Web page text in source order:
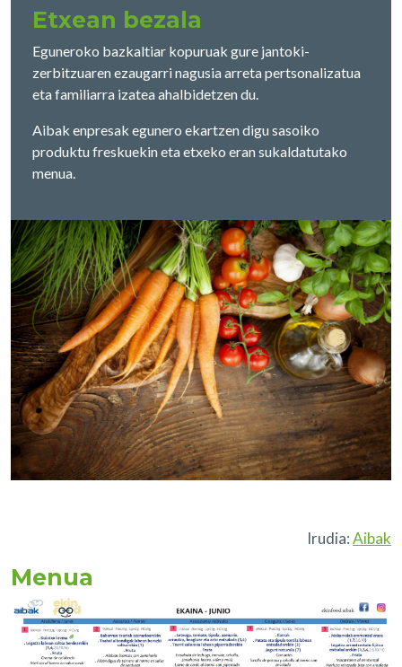
Etxean bezala
Eguneroko bazkaltiar kopuruak gure jantoki-
zerbitzuaren ezaugarri nagusia arreta pertsonalizatua
eta familiarra izatea ahalbidetzen du.
Aibak enpresak egunero ekartzen digu sasoiko
produktu freskuekin eta etxeko eran sukaldatutako
menua.
Irudia:Aibak
Menua
Irudia